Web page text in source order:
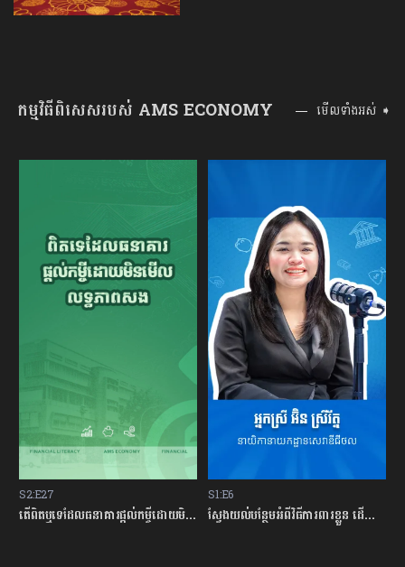
កម្មវិធីពិសេសរបស់ AMS ECONOMY មើលទាំងអស់ ➧
S2:E27
តើពិតឬទេដែលធនាគារផ្ដល់កម្ចីដោយមិនសិក្សាលើលទ្ធភាពសងត្រឡប់?
S1:E6
ស្វែងយល់បន្ថែមអំពីវិធីការពារខ្លួន ដើម្បីជៀសវាងពីការឆបោកតាមបច្ចេកវិទ្យាហិរញ្ញវត្ថុ!